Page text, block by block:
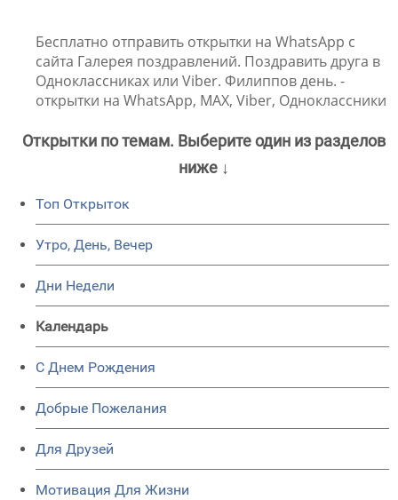
Бесплатно отправить открытки на WhatsApp с
сайта Галерея поздравлений. Поздравить друга в
Одноклассниках или Viber. Филиппов день. -
открытки на WhatsApp, MAX, Viber, Одноклассники
Открытки по темам. Выберите один из разделов
ниже ↓
Топ Открыток
Утро, День, Вечер
Дни Недели
Календарь
C Днем Рождения
Добрые Пожелания
Для Друзей
Мотивация Для Жизни